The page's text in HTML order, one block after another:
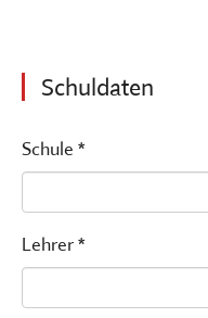
Schuldaten
Schule *
Lehrer *